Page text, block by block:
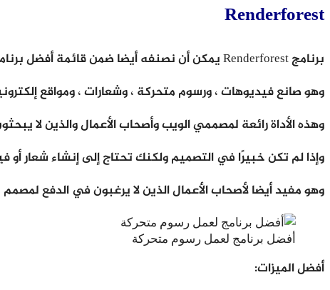
Renderforest
برنامج Renderforest يمكن أن نصنفه أيضا ضمن قائمة أفضل برنامج لعمل رسوم متحركة .
وهو صانع فيديوهات ، ورسوم متحركة ، وشعارات ، ومواقع
وهذه الأداة رائعة لمصممي الويب وأصحاب الأعمال والذين لا
وإذا لم تكن خبيرًا في التصميم ولكنك تحتاج إلى إنشاء شعار
وهو مفيد أيضا لأصحاب الأعمال الذين لا يرغبون في الدفع
أفضل برنامج لعمل رسوم متحركة
أفضل الميزات: